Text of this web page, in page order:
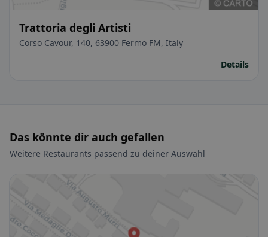
Trattoria degli Artisti
Corso Cavour, 140, 63900 Fermo FM, Italy
Details
Das könnte dir auch gefallen
Weitere Restaurants passend zu deiner Auswahl